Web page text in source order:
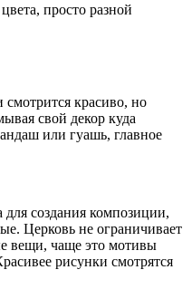
просто разной
красиво, но
свой декор куда
или гуашь, главное
для создания композиции,
Церковь не ограничивает
вещи, чаще это мотивы
рисунки смотрятся